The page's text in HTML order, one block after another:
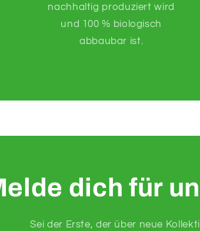
nachhaltig produziert wird
und 100 % biologisch
abbaubar ist.
dich für
Sei der Erste, der über neue